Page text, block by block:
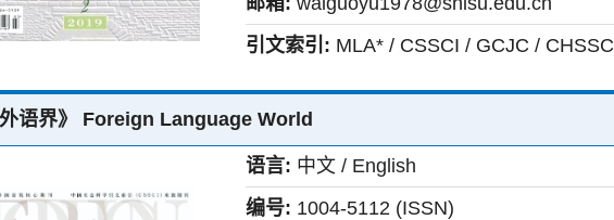
引文索引: MLA* / CSSCI / GCJC / CHSSC
语界》 Foreign Language World
语言: 中文 / English
编号: 1004-5112 (ISSN)